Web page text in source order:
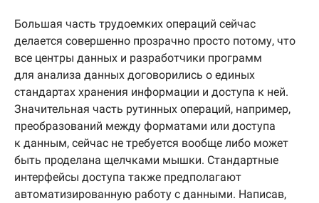
Большая часть трудоемких операций сейчас
делается совершенно прозрачно просто потому, что
все центры данных и разработчики программ
для анализа данных договорились о единых
стандартах хранения информации и доступа к ней.
Значительная часть рутинных операций, например,
преобразований между форматами или доступа
к данным, сейчас не требуется вообще либо может
быть проделана щелчками мышки. Стандартные
интерфейсы доступа также предполагают
автоматизированную работу с данными. Написав,